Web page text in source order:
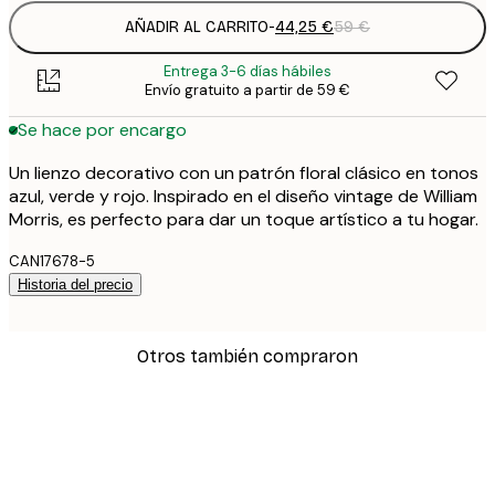
AÑADIR AL CARRITO-44,25 €59 €
Entrega 3-6 días hábiles
Envío gratuito a partir de 59 €
Se hace por encargo
Un lienzo decorativo con un patrón floral clásico en tonos
azul, verde y rojo. Inspirado en el diseño vintage de William
Morris, es perfecto para dar un toque artístico a tu hogar.
CAN17678-5
Historia del precio
Otros también compraron